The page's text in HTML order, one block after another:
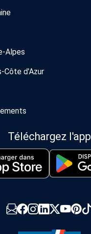
Alpes
Côte d'Azur
Téléchargez l'app